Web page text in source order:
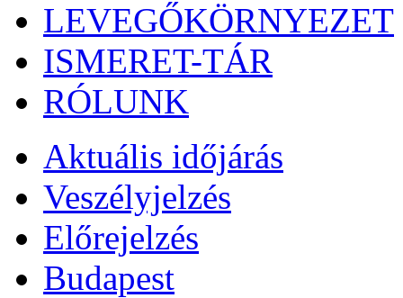
LEVEGŐKÖRNYEZET
ISMERET-TÁR
RÓLUNK
Aktuális időjárás
Veszélyjelzés
Előrejelzés
Budapest